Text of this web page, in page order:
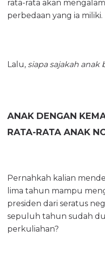
rata-rata akan
perbedaan yang ia miliki.
Lalu, siapa sajakah
ANAK DENGAN
RATA-RATA ANAK
Pernahkah kalian
lima tahun mampu
presiden dari seratus
sepuluh tahun sudah
perkuliahan?